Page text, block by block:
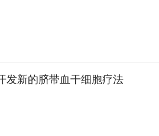
发新的脐带血干细胞疗法